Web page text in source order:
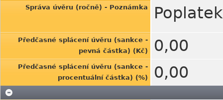
Správa úvěru (ročně) - Poznámka
Předčasné splácení úvěru (sankce -
pevná částka) (Kč)
0,00
Předčasné splácení úvěru (sankce -
procentuální částka) (%)
0,00